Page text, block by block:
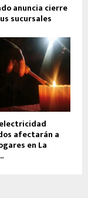
anuncia cierre
sucursales
afectarán a
en La